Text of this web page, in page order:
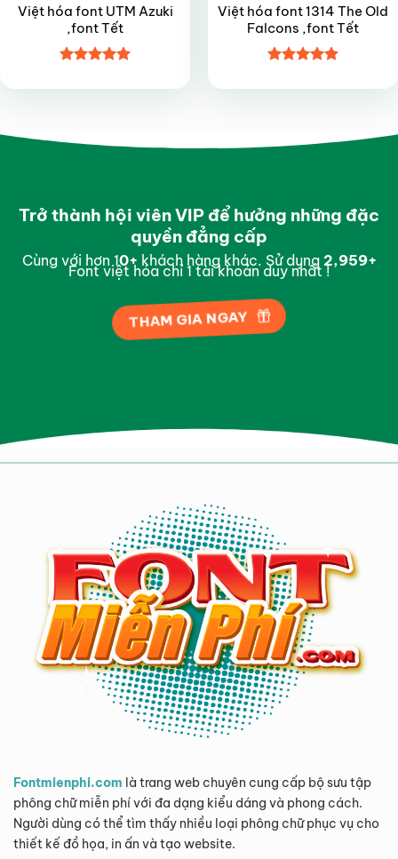
Việt hóa font UTM Azuki
,font Tết
hạng4.95
Việt hóa font 1314 The Old
Falcons ,font Tết
hạng4.95
Trở thành hội viên VIP để hưởng những đặc
quyền đẳng cấp
Cùng với hơn 10+ khách hàng khác. Sử dụng 2,997+
Font việt hóa chỉ 1 tài khoản duy nhất !
THAM GIA NGAY
Fontmienphi.com là trang web chuyên cung cấp bộ sưu tập
phông chữ miễn phí với đa dạng kiểu dáng và phong cách.
Người dùng có thể tìm thấy nhiều loại phông chữ phục vụ cho
thiết kế đồ họa, in ấn và tạo website.